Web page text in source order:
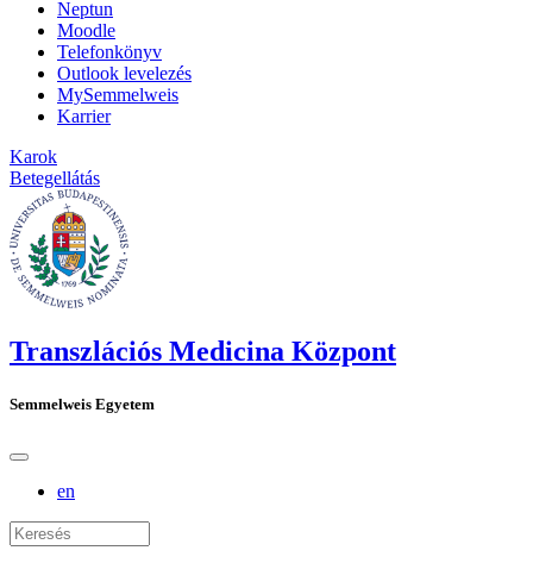
Neptun
Moodle
Telefonkönyv
Outlook levelezés
MySemmelweis
Karrier
Karok
Betegellátás
Transzlációs Medicina Központ
Semmelweis Egyetem
en